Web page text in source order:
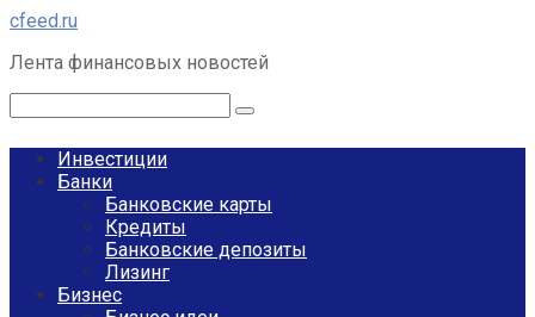
Перейти
контенту
cfeed.ru
Лента финансовых новостей
Инвестиции
Банки
Банковские карты
Кредиты
Банковские депозиты
Лизинг
Бизнес